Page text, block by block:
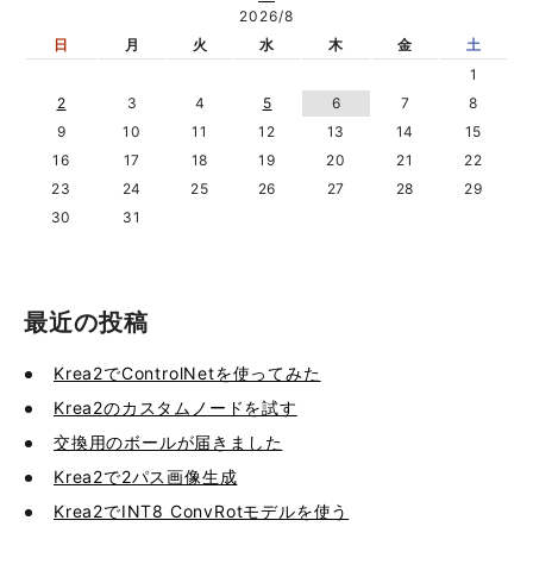
2026/8
日
月 火 水 木 金
土
1
2
3 4 5 6 7
8
9
10 11 12 13 14
15
16
17 18 19 20 21
22
23
24 25 26 27 28
29
30
31
最近の投稿
Krea2でControlNetを使ってみた
Krea2のカスタムノードを試す
交換用のボールが届きました
Krea2で2パス画像生成
Krea2でINT8 ConvRotモデルを使う